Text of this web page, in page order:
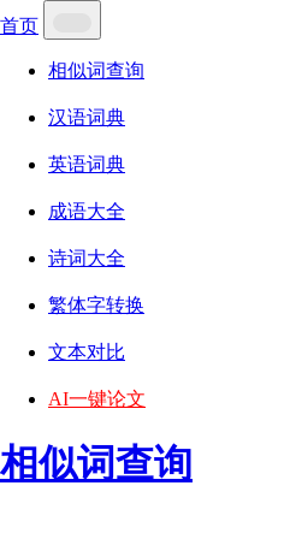
首页
相似词查询
汉语词典
英语词典
成语大全
诗词大全
繁体字转换
文本对比
AI一键论文
相似词查询